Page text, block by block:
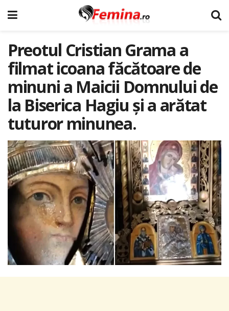
Preotul Cristian Grama a
filmat icoana făcătoare de
minuni a Maicii Domnului de
la Biserica Hagiu și a arătat
tuturor minunea.